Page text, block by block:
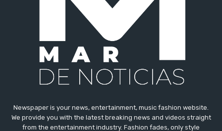
Newspaper is your news, entertainment, music fashion website.
We provide you with the latest breaking news and videos straight
from the entertainment industry. Fashion fades, only style